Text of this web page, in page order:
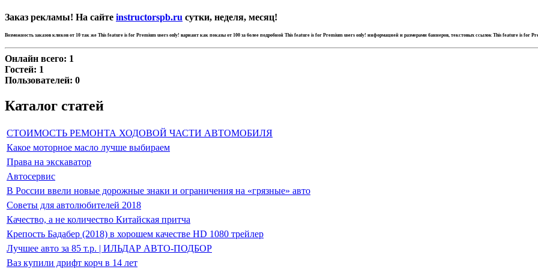
Заказ рекламы! На сайте instructorspb.ru сутки, неделя, месяц!
Возможность заказов кликов от 10 так же This feature is for Premium users only! вариант как показы от 100 за более подробной This feature is for Premium users only! информацией и размерами баннеров, текстовых ссылок This feature is for
Онлайн всего: 1
Гостей: 1
Пользователей: 0
Каталог статей
СТОИМОСТЬ РЕМОНТА ХОДОВОЙ ЧАСТИ АВТОМОБИЛЯ
Какое моторное масло лучше выбираем
Права на экскаватор
Автосервис
В России ввели новые дорожные знаки и ограничения на «грязные» авто
Советы для автолюбителей 2018
Качество, а не количество Китайская притча
Крепость Бадабер (2018) в хорошем качестве HD 1080 трейлер
Лучшее авто за 85 т.р. | ИЛЬДАР АВТО-ПОДБОР
Ваз купили дрифт корч в 14 лет